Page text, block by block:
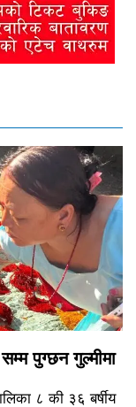
पुग्छन गुल्मीमा
८ की ३६ बर्षीय